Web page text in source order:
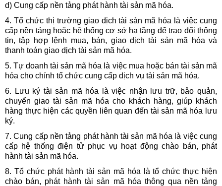
d) Cung cấp nền tảng phát hành tài sản mã hóa.
4. Tổ chức thị trường giao dịch tài sản mã hóa là việc cung
cấp nền tảng hoặc hệ thống cơ sở hạ tầng để trao đổi thông
tin, tập hợp lệnh mua, bán, giao dịch tài sản mã hóa và
thanh toán giao dịch tài sản mã hóa.
5. Tự doanh tài sản mã hóa là việc mua hoặc bán tài sản mã
hóa cho chính tổ chức cung cấp dịch vụ tài sản mã hóa.
6. Lưu ký tài sản mã hóa là việc nhận lưu trữ, bảo quản,
chuyển giao tài sản mã hóa cho khách hàng, giúp khách
hàng thực hiện các quyền liên quan đến tài sản mã hóa lưu
ký.
7. Cung cấp nền tảng phát hành tài sản mã hóa là việc cung
cấp hệ thống điện tử phục vụ hoạt động chào bán, phát
hành tài sản mã hóa.
8. Tổ chức phát hành tài sản mã hóa là tổ chức thực hiện
chào bán, phát hành tài sản mã hóa thông qua nền tảng